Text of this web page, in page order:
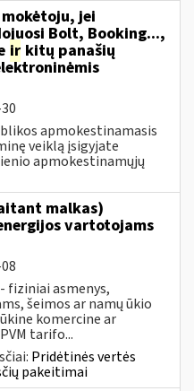
jei
Bolt, Booking...,
ir kitų panašių
apmokestinamasis
veiklą įsigyjate
apmokestinamųjų
malkas)
vartotojams
fiziniai asmenys,
šeimos ar namų ūkio
komercine ar
tarifo...
Pridėtinės vertės
pakeitimai